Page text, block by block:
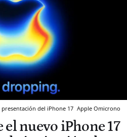
del iPhone 17 Apple Omicrono
el nuevo iPhone 17